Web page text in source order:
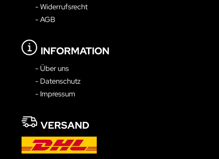
- Widerrufsrecht
- AGB
INFORMATION
- Über uns
- Datenschutz
- Impressum
VERSAND